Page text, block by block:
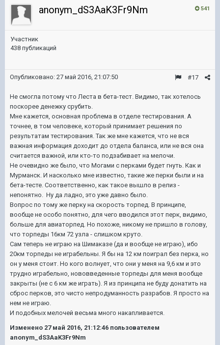
541
anonym_dS3AaK3Fr9Nm
Участник
438 публикаций
#17
Опубликовано: 27 май 2016, 21:07:50
Не смогла потому что Леста в бета-тест. Видимо, так хотелось
поскорее денежку срубить.
Мне кажется, основная проблема в отделе тестирования. А
точнее, в том человеке, который принимает решения по
результатам тестирования. Так же мне кажется, что не вся
важная информация доходит до отдела баланса, или не вся она
считается важной, или кто-то подзабивает на мелочи.
Не очевидно же было, что Могами с перками будет гнуть. Как и
Мурманск. И насколько мне известно, такие же перки были и на
бета-тесте. Соответственно, как такое вышло в релиз -
непонятно. Ну да ладно, это уже давно было.
Вопрос по тому же перку на скорость торпед. В принципе,
вообще не особо понятно, для чего вводился этот перк, видимо,
больше для авиаторпед. Но похоже, никому не пришло в голову,
что торпеды 16км 72 узла - слишком круто.
Сам теперь не играю на Шимаказе (да и вообще не играю), ибо
20км торпеды не играбельны. Я бы на 12 км поиграл без перка, но
он у меня стоит. Но кого волнует, что они у меня на 9,6 км и это
трудно играбельно, нововведенные торпеды для меня вообще
закрыты (не с 6 км же играть). Я из принципа не буду донатить на
сброс перков, это чисто непродуманность разрабов. Я просто на
нем не играю.
И подобных мелочей весьма много накапливается.
Изменено 27 май 2016, 21:12:46 пользователем
anonym_dS3AaK3Fr9Nm